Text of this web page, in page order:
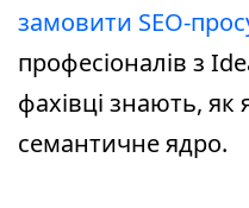
замовити SEO-
професіоналів з
фахівці знають, як
семантичне ядро.